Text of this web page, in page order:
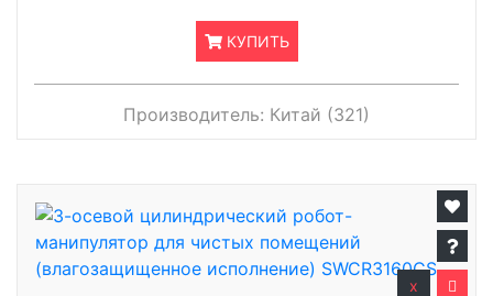
КУПИТЬ
Производитель: Китай (321)
x